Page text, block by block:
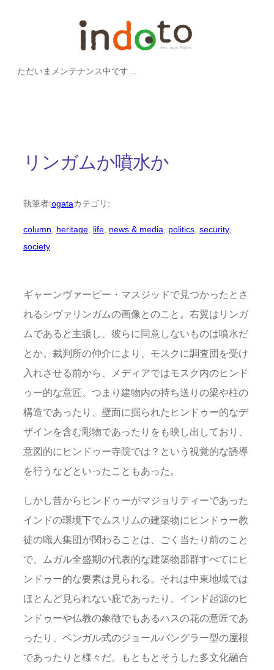
ただいまメンテナンス中です…
リンガムか噴水か
執筆者:ogataカテゴリ:
column heritage life news & media politics security
society
ギャーンヴァーピー・マスジッドで見つかったとさ
れるシヴァリンガムの画像とのこと。右翼はリンガ
ムであると主張し、彼らに同意しないものは噴水だ
とか。裁判所の仲介により、モスクに調査団を受け
入れさせる前から、メディアではモスク内のヒンド
ゥー的な意匠、つまり建物内の持ち送りの梁や柱の
構造であったり、壁面に掘られたヒンドゥー的なデ
ザインを含む彫物であったりをも映し出しており、
意図的にヒンドゥー寺院では？という視覚的な誘導
を行うなどといったこともあった。
しかし昔からヒンドゥーがマジョリティーであった
インドの環境下でムスリムの建築物にヒンドゥー教
徒の職人集団が関わることは、ごく当たり前のこと
で、ムガル全盛期の代表的な建築物郡群すべてにヒ
ンドゥー的な要素は見られる。それは中東地域では
ほとんど見られない庇であったり、インド起源のヒ
ンドゥーや仏教の象徴でもあるハスの花の意匠であ
ったり、ベンガル式のジョールバングラー型の屋根
であったりと様々だ。もともとそうした多文化融合